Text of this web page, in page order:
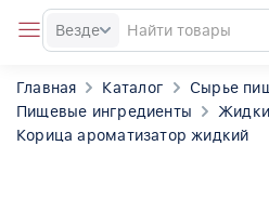
Везде
Главная Каталог
Сырье
Пищевые ингредиенты
Корица ароматизатор жидкий